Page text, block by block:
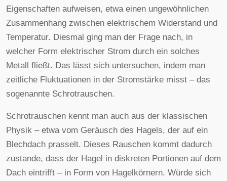
Eigenschaften aufweisen, etwa einen ungewöhnlichen
Zusammenhang zwischen elektrischem Widerstand und
Temperatur. Diesmal ging man der Frage nach, in
welcher Form elektrischer Strom durch ein solches
Metall fließt. Das lässt sich untersuchen, indem man
zeitliche Fluktuationen in der Stromstärke misst – das
sogenannte Schrotrauschen.
Schrotrauschen kennt man auch aus der klassischen
Physik – etwa vom Geräusch des Hagels, der auf ein
Blechdach prasselt. Dieses Rauschen kommt dadurch
zustande, dass der Hagel in diskreten Portionen auf dem
Dach eintrifft – in Form von Hagelkörnern. Würde sich